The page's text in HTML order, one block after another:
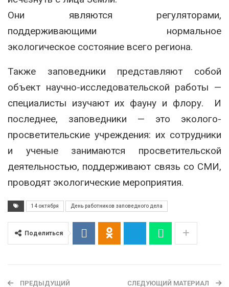
Они являются регуляторами,
поддерживающими нормальное
экологическое состояние всего региона.
Также заповедники представляют собой
объект научно-исследовательской работы —
специалисты изучают их фауну и флору. И
последнее, заповедники — это эколого-
просветительские учреждения: их сотрудники
и ученые занимаются просветительской
деятельностью, поддерживают связь со СМИ,
проводят экологические мероприятия.
14 октября День работников заповедного дела
Поделиться
ПРЕДЫДУЩИЙ СЛЕДУЮЩИЙ МАТЕРИАЛ